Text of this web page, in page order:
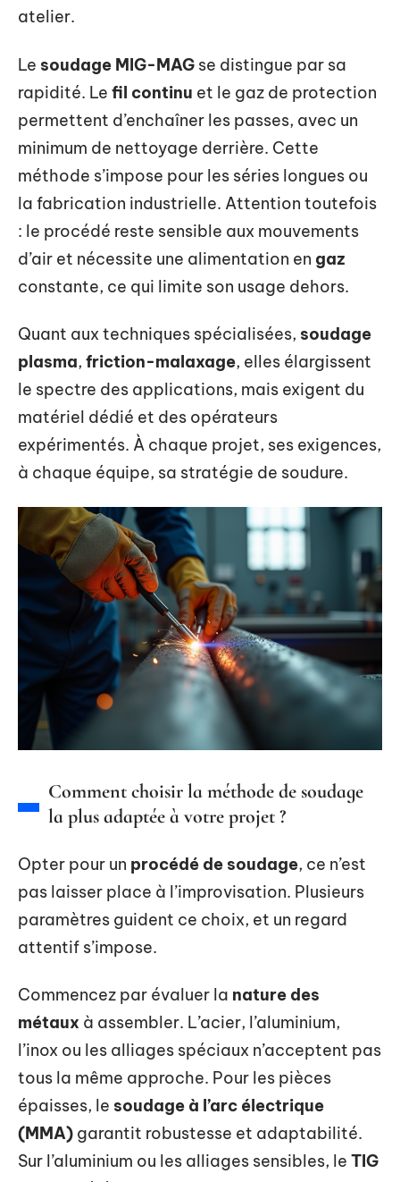
atelier.
Le soudage MIG-MAG se distingue par sa
rapidité. Le fil continu et le gaz de protection
permettent d’enchaîner les passes, avec un
minimum de nettoyage derrière. Cette
méthode s’impose pour les séries longues ou
la fabrication industrielle. Attention toutefois
: le procédé reste sensible aux mouvements
d’air et nécessite une alimentation en gaz
constante, ce qui limite son usage dehors.
Quant aux techniques spécialisées, soudage
plasma, friction-malaxage, elles élargissent
le spectre des applications, mais exigent du
matériel dédié et des opérateurs
expérimentés. À chaque projet, ses exigences,
à chaque équipe, sa stratégie de soudure.
Comment choisir la méthode de soudage
la plus adaptée à votre projet ?
Opter pour un procédé de soudage, ce n’est
pas laisser place à l’improvisation. Plusieurs
paramètres guident ce choix, et un regard
attentif s’impose.
Commencez par évaluer la nature des
métaux à assembler. L’acier, l’aluminium,
l’inox ou les alliages spéciaux n’acceptent pas
tous la même approche. Pour les pièces
épaisses, le soudage à l’arc électrique
(MMA) garantit robustesse et adaptabilité.
Sur l’aluminium ou les alliages sensibles, le TIG